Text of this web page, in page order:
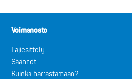
Voimanosto
Lajiesittely
Säännöt
Kuinka harrastamaan?